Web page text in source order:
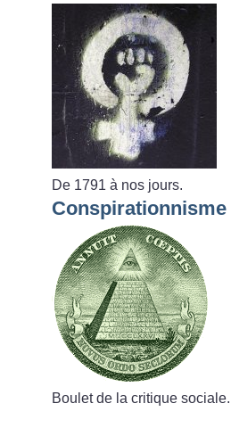
De 1791 à nos jours.
Conspirationnisme
Boulet de la critique sociale.